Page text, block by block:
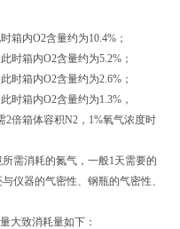
箱内O2含量约为10.4%；
时箱内O2含量约为5.2%；
时箱内O2含量约为2.6%；
时箱内O2含量约为1.3%，
2倍箱体容积N2，1%氧气浓度时
需消耗的氮气，一般1天需要的
仪器的气密性、钢瓶的气密性、
大致消耗量如下：